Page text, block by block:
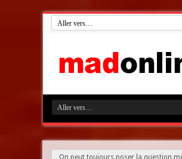
On peut toujours poser la question